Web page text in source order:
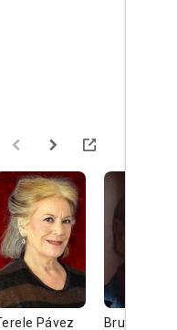
Pávez
Bruno